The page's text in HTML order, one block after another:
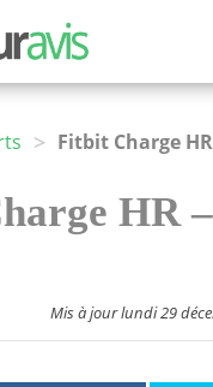
> Fitbit Charge
HR
Mis à jour lundi 29